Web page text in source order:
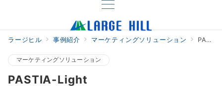
ラージヒル 事例紹介 マーケティングソリューション PASTIA-Light
マーケティングソリューション
PASTIA-Light